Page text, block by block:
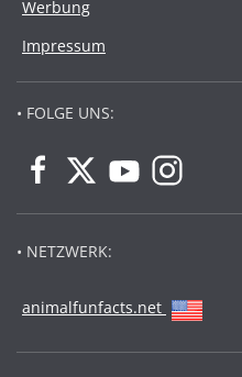
Werbung
Impressum
• FOLGE UNS:
• NETZWERK:
animalfunfacts.net